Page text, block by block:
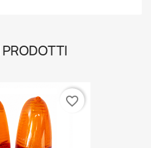
favorite_border